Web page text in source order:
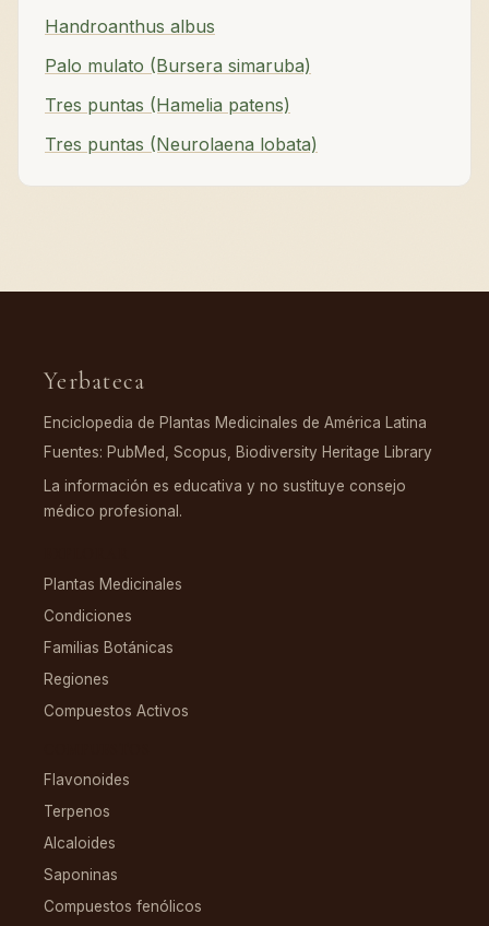
Handroanthus albus
Palo mulato (Bursera simaruba)
Tres puntas (Hamelia patens)
Tres puntas (Neurolaena lobata)
Yerbateca
Enciclopedia de Plantas Medicinales de América Latina
Fuentes: PubMed, Scopus, Biodiversity Heritage Library
La información es educativa y no sustituye consejo
médico profesional.
Plantas Medicinales
Condiciones
Familias Botánicas
Regiones
Compuestos Activos
Flavonoides
Terpenos
Alcaloides
Saponinas
Compuestos fenólicos